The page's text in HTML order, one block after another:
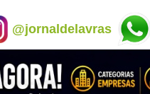
@jornaldelavras